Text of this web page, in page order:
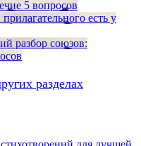
5 вопросов
есть у
разбор союзов:
разделах